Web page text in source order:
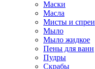
Маски
Масла
Мисты и спреи
Мыло
Мыло жидкое
Пены для ванн
Пудры
Скрабы